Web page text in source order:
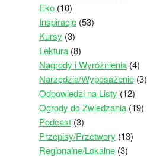
Eko(10)
Inspiracje(53)
Kursy (3)
Lektura(8)
Nagrody i Wyróżnienia(4)
Narzędzia/Wyposażenie(3)
Odpowiedzi na Listy (12)
Ogrody do Zwiedzania(19)
Podcast(3)
Przepisy/Przetwory (13)
Regionalne/Lokalne(3)